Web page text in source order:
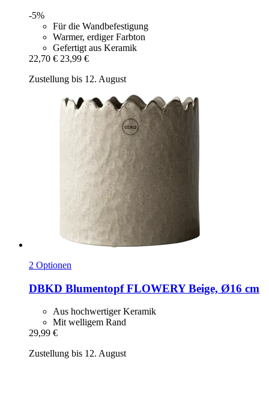
-5%
Für die Wandbefestigung
Warmer, erdiger Farbton
Gefertigt aus Keramik
22,70 € 23,99 €
Zustellung bis 12. August
2 Optionen
DBKD Blumentopf FLOWERY Beige, Ø16 cm
Aus hochwertiger Keramik
Mit welligem Rand
29,99 €
Zustellung bis 12. August